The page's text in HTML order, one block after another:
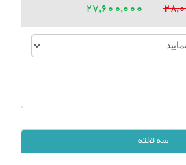
27,600,000
سه تخته